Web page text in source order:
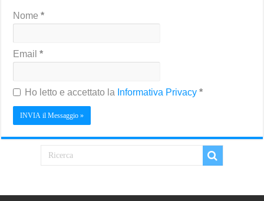
Nome*
Email*
Ho letto e accettato la Informativa Privacy*